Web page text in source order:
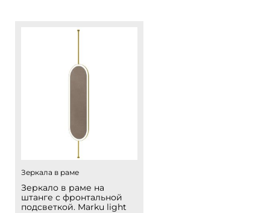
Зеркала в раме
Зеркало в раме на
штанге с фронтальной
подсветкой. Marku light